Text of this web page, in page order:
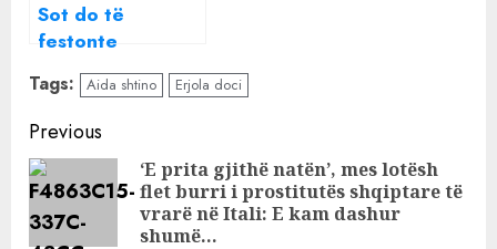
Sot do të
festonte
ditëlindjen, Aida
Shtino kujton të
atin e ndjerë: Po
kalon i pesti vit
pa ty
Tags: Aida shtino Erjola doci
Continue
Reading
Previous
‘E prita gjithë natën’, mes lotësh
flet burri i prostitutës shqiptare të
vrarë në Itali: E kam dashur
shumë…